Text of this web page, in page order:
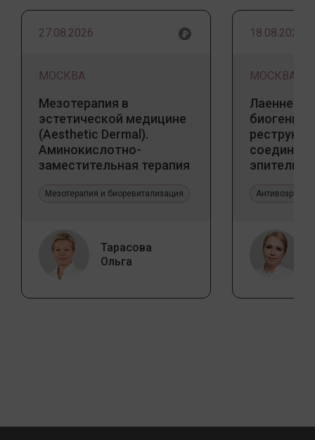
27.08.2026
МОСКВА
Мезотерапия в
эстетической медицине
(Aesthetic Dermal).
Аминокислотно-
заместительная терапия
Мезотерапия и биоревитализация
Тарасова
Ольга
18.08.2026
МОСКВА
Лаеннек
биогенный